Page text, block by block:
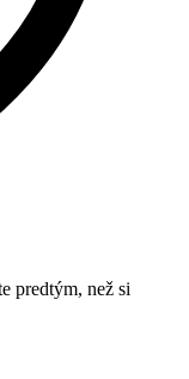
predtým, než si